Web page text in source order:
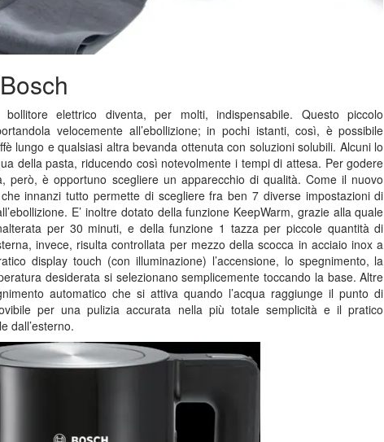
elettrico diventa, per molti, indispensabile. Questo piccolo
velocemente all’ebollizione; in pochi istanti, così, è possibile
lungo e qualsiasi altra bevanda ottenuta con soluzioni solubili. Alcuni lo
della pasta, riducendo così notevolmente i tempi di attesa. Per godere
però, è opportuno scegliere un apparecchio di qualità. Come il nuovo
innanzi tutto permette di scegliere fra ben 7 diverse impostazioni di
E’ inoltre dotato della funzione KeepWarm, grazie alla quale
per 30 minuti, e della funzione 1 tazza per piccole quantità di
invece, risulta controllata per mezzo della scocca in acciaio inox a
display touch (con illuminazione) l’accensione, lo spegnimento, la
desiderata si selezionano semplicemente toccando la base. Altre
automatico che si attiva quando l’acqua raggiunge il punto di
per una pulizia accurata nella più totale semplicità e il pratico
dall’esterno.